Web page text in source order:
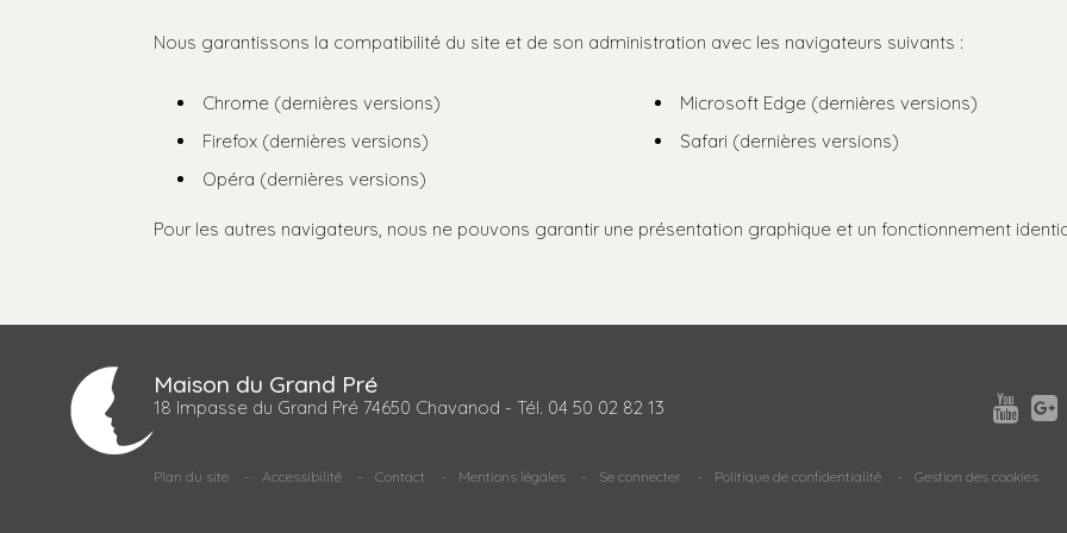
Nous garantissons la compatibilité du site et de son administration avec les navigateurs suivants :
Chrome (dernières versions)
Microsoft Edge (dernières versions)
Firefox (dernières versions)
Safari (dernières versions)
Opéra (dernières versions)
Pour les autres navigateurs, nous ne pouvons garantir une présentation graphique et un fonctionnement
Maison du Grand Pré
18 Impasse du Grand Pré 74650 Chavanod - Tél. 04 50 02 82 13 

Plan du site Accessibilité Contact Mentions légales Se connecter Politique de confidentialité Gestion des cookies